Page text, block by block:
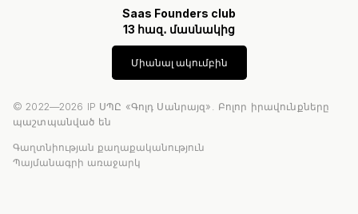
Saas Founders club
13 հազ․ մասնակից
Միանալ ակումբին
© 2022—2026 IP ՍՊԸ «Գոլդ Սանրայզ». Բոլոր իրավունքները
պաշտպանված են
Գաղտնիության քաղաքականություն
Պայմանագրի առաջարկ